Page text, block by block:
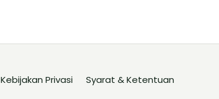
Kebijakan Privasi Syarat & Ketentuan